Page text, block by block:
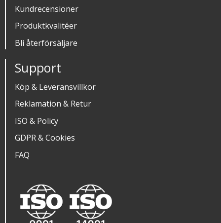
Kundrecensioner
Produktkvalitéer
Bli återförsäljare
Support
Köp & Leveransvillkor
Reklamation & Retur
ISO & Policy
GDPR & Cookies
FAQ